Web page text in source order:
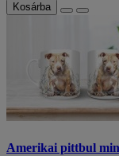
Kosárba
Amerikai pittbul